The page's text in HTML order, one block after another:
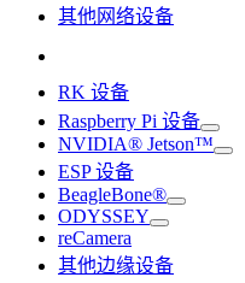
其他网络设备
RK 设备
Raspberry Pi 设备
NVIDIA® Jetson™
ESP 设备
BeagleBone®
ODYSSEY
reCamera
其他边缘设备